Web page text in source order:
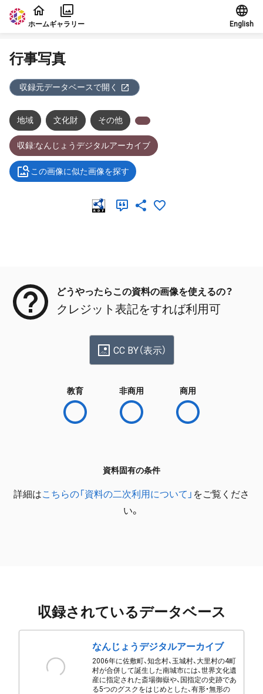
本文に飛ぶ
ホームギャラリー English
行事写真
収録元データベースで開く
地域 文化財 その他
収録:なんじょうデジタルアーカイブ
この画像に似た画像を探す
どうやったらこの資料の画像を使えるの？
クレジット表記をすれば利用可
CC BY（表示）
教育 非商用 商用
資料固有の条件
詳細はこちらの「資料の二次利用について」 をご覧くださ
い。
収録されているデータベース
なんじょうデジタルアーカイブ
2006年に佐敷町、知念村、玉城村、大里村の4町
村が合併して誕生した南城市には、世界文化遺
産に指定された斎場御嶽や、国指定の史跡であ
る5つのグスクをはじめとした、有形・無形の